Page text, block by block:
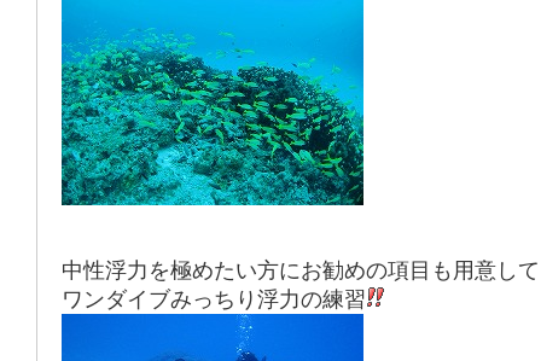
中性浮力を極めたい方にお勧めの項目も用意し
ワンダイブみっちり浮力の練習